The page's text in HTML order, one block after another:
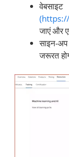
वेबसाइट
जाएं और
साइन-
जरूरत